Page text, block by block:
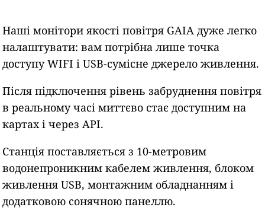
Наші монітори якості повітря GAIA дуже легко
налаштувати: вам потрібна лише точка
доступу WIFI і USB-сумісне джерело живлення.
Після підключення рівень забруднення повітря
в реальному часі миттєво стає доступним на
картах і через API.
Станція поставляється з 10-метровим
водонепроникним кабелем живлення, блоком
живлення USB, монтажним обладнанням і
додатковою сонячною панеллю.